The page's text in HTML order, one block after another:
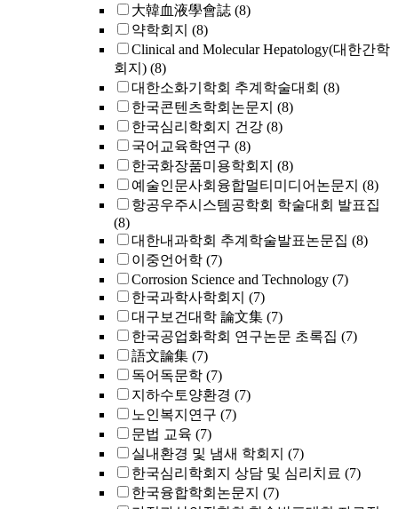
大韓血液學會誌 (8)
약학회지 (8)
Clinical and Molecular Hepatology(대한간학
회지) (8)
대한소화기학회 추계학술대회 (8)
한국콘텐츠학회논문지 (8)
한국심리학회지 건강 (8)
국어교육학연구 (8)
한국화장품미용학회지 (8)
예술인문사회융합멀티미디어논문지 (8)
항공우주시스템공학회 학술대회 발표집
(8)
대한내과학회 추계학술발표논문집 (8)
이중언어학 (7)
Corrosion Science and Technology (7)
한국과학사학회지 (7)
대구보건대학 論文集 (7)
한국공업화학회 연구논문 초록집 (7)
語文論集 (7)
독어독문학 (7)
지하수토양환경 (7)
노인복지연구 (7)
문법 교육 (7)
실내환경 및 냄새 학회지 (7)
한국심리학회지 상담 및 심리치료 (7)
한국융합학회논문지 (7)